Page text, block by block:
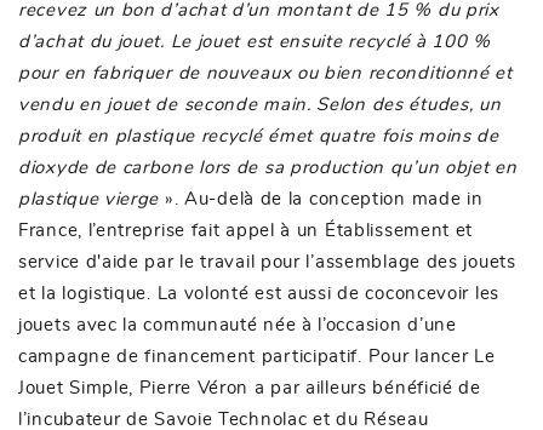
recevez un bon d’achat d’un montant de 15 % du prix
d’achat du jouet. Le jouet est ensuite recyclé à 100 %
pour en fabriquer de nouveaux ou bien reconditionné et
vendu en jouet de seconde main. Selon des études, un
produit en plastique recyclé émet quatre fois moins de
dioxyde de carbone lors de sa production qu’un objet en
plastique vierge ». Au-delà de la conception made in
France, l’entreprise fait appel à un Établissement et
service d'aide par le travail pour l’assemblage des jouets
et la logistique. La volonté est aussi de coconcevoir les
jouets avec la communauté née à l’occasion d’une
campagne de financement participatif. Pour lancer Le
Jouet Simple, Pierre Véron a par ailleurs bénéficié de
l’incubateur de Savoie Technolac et du Réseau